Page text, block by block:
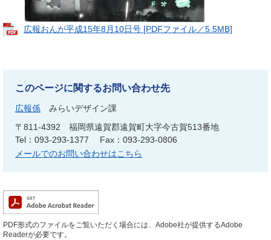
広報おんが平成15年8月10日号 [PDFファイル／5.5MB]
このページに関するお問い合わせ先
広報係
みらいデザイン課
〒811-4392
福岡県遠賀郡遠賀町大字今古賀513番地
Tel：093-293-1377
Fax：093-293-0806
メールでのお問い合わせはこちら
PDF形式のファイルをご覧いただく場合には、Adobe社が提供するAdobe
Readerが必要です。